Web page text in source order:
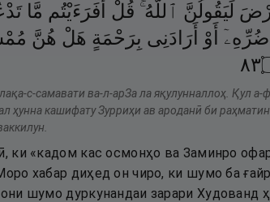
لَيَقُولُنَّ ٱللَّهُ ۚ قُلْ أَفَرَءَيْتُم مَّا
ضُرِّهِۦٓ أَوْ أَرَادَنِى بِرَحْمَةٍ هَلْ هُنَّ
٣٨
с-самавати ва-л-арЗа ла яқулунналлоҳ. Қул
ҳунна кашифату Зурриҳи ав ароданӣ би
ки «кадом кас осмонҳо ва Заминро
хабар диҳед он чиро, ки шумо ба
шумо дуркунандаи зарари Худованд